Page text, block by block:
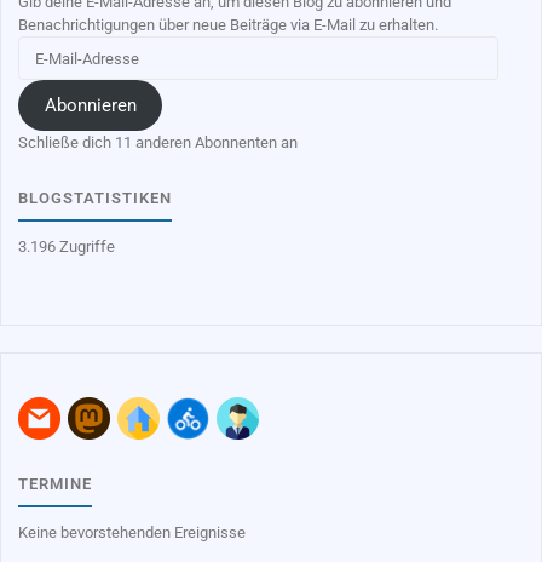
Benachrichtigungen über neue Beiträge via E-Mail zu erhalten.
Mail-
Adresse
Abonnieren
Schließe dich 11 anderen Abonnenten an
BLOGSTATISTIKEN
3.196 Zugriffe
TERMINE
Keine bevorstehenden Ereignisse